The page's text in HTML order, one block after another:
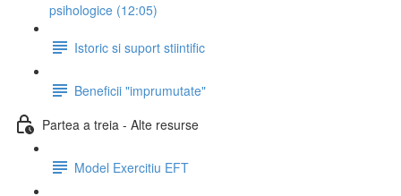
psihologice (12:05)
Istoric si suport stiintific
Beneficii "imprumutate"
Partea a treia - Alte resurse
Model Exercitiu EFT